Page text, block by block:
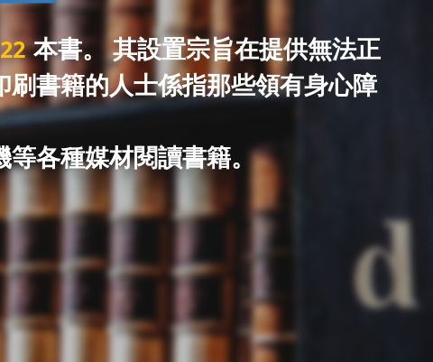
本書。 其設置宗旨在提供無法正
書籍的人士係指那些領有身心障
等各種媒材閱讀書籍。